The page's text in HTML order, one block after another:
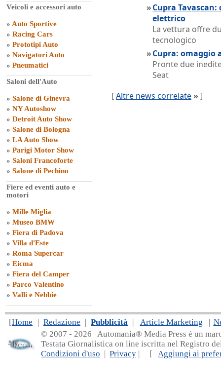
Veicoli e accessori auto
» Auto Sportive
» Racing Cars
» Prototipi Auto
» Navigatori Auto
» Pneumatici
Saloni dell'Auto
» Salone di Ginevra
» NY Autoshow
» Detroit Auto Show
» Salone di Bologna
» LA Auto Show
» Parigi Motor Show
» Saloni Francoforte
» Salone di Pechino
Fiere ed eventi auto e
motori
» Mille Miglia
» Museo BMW
» Fiera di Padova
» Villa d'Este
» Roma Supercar
» Eicma
» Fiera del Camper
» Parco Valentino
» Valli e Nebbie
»Cupra
elettrico
La vettura offre
tecnologico
»Cupra: omaggio
Pronte due
Seat
[Altre news correlate » ]
[Home | Redazione | Pubblicità | Article Marketing |
© 2007 - 2026 Automania® Media Press è un
Testata Giornalistica on line iscritta nel Registro
Condizioni d'uso | Privacy | [ Aggiungi ai